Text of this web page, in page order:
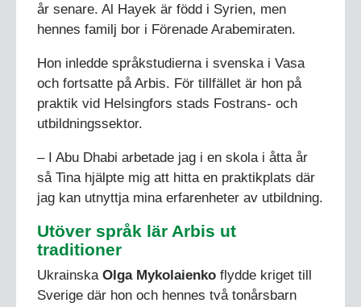
år senare. Al Hayek är född i Syrien, men
hennes familj bor i Förenade Arabemiraten.
Hon inledde språkstudierna i svenska i Vasa
och fortsatte på Arbis. För tillfället är hon på
praktik vid Helsingfors stads Fostrans- och
utbildningssektor.
– I Abu Dhabi arbetade jag i en skola i åtta år
så Tina hjälpte mig att hitta en praktikplats där
jag kan utnyttja mina erfarenheter av utbildning.
Utöver språk lär Arbis ut
traditioner
Ukrainska Olga Mykolaienkoflydde kriget till
Sverige där hon och hennes två tonårsbarn